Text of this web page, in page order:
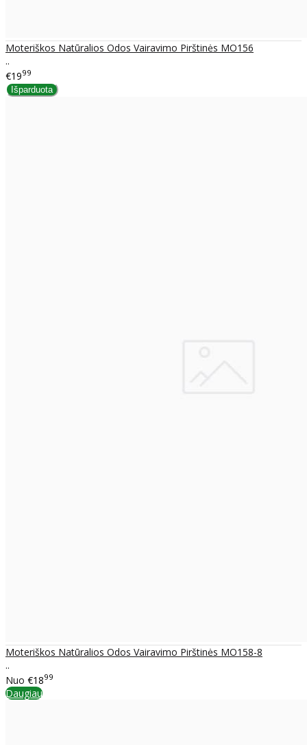
Moteriškos Natūralios Odos Vairavimo Pirštinės MO156
..
€1999
Moteriškos Natūralios Odos Vairavimo Pirštinės MO158-8
..
Nuo €1899
Daugiau